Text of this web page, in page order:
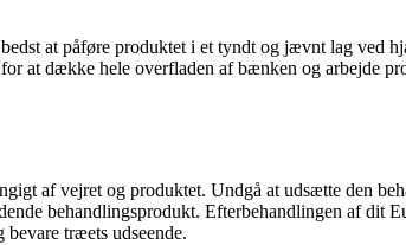
at påføre produktet i et tyndt og jævnt lag ved
at dække hele overfladen af bænken og arbejde
af vejret og produktet. Undgå at udsætte den
behandlingsprodukt. Efterbehandlingen af dit
træets udseende.